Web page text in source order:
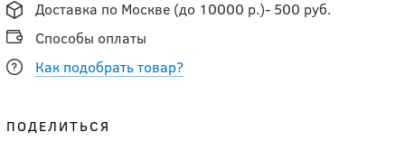
Доставка по Москве (до 10000 р.)- 500 руб.
Способы оплаты
Как подобрать товар?
ПОДЕЛИТЬСЯ
TACKS XF GHOST